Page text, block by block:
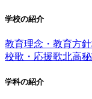
学校の紹介
教育理念・教育方針
校歌・応援歌北高
学科の紹介